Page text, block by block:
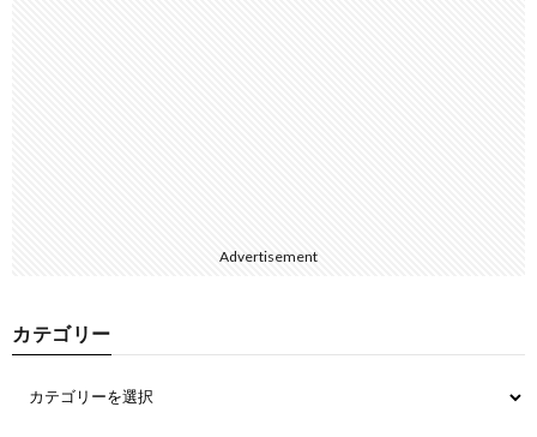
Advertisement
カテゴリー